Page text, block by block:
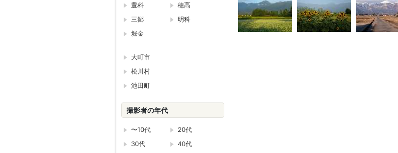
豊科
穂高
三郷
明科
堀金
大町市
松川村
池田町
撮影者の年代
〜10代
20代
30代
40代